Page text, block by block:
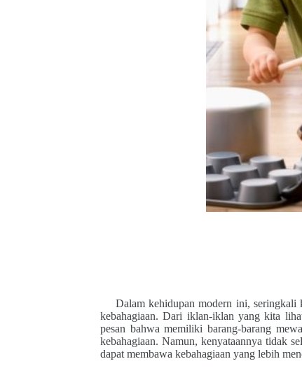
Dalam kehidupan modern ini, seringkali
kebahagiaan. Dari iklan-iklan yang kita
pesan bahwa memiliki barang-barang
kebahagiaan. Namun, kenyataannya tidak
dapat membawa kebahagiaan yang lebih